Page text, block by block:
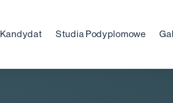
Kandydat Studia Podyplomowe